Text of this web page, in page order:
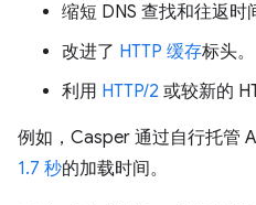
缩短 DNS 查找和往返时
改进了 HTTP 缓存标头。
利用 HTTP/2 或较新的
例如，Casper 通过自行托管
1.7 秒的加载时间。